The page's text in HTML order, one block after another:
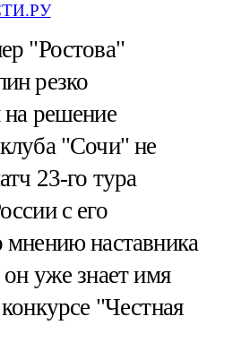
"Ростова"
резко
на решение
"Сочи" не
23-го тура
с его
наставника
уже знает имя
"Честная